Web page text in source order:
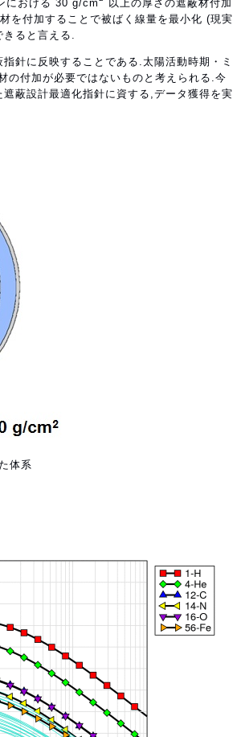
における 30 g/cm
以上の厚さの遮蔽材付加
を付加することで被ばく線量を最小化 (現実
ると言える.
針に反映することである.太陽活動時期・ミ
の付加が必要ではないものと考えられる.今
蔽設計最適化指針に資する,データ獲得を実
体系